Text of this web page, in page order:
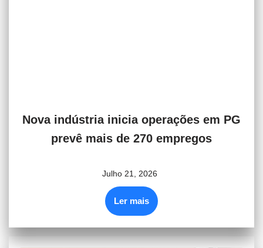
Nova indústria inicia operações em PG
prevê mais de 270 empregos
Julho 21, 2026
Ler mais